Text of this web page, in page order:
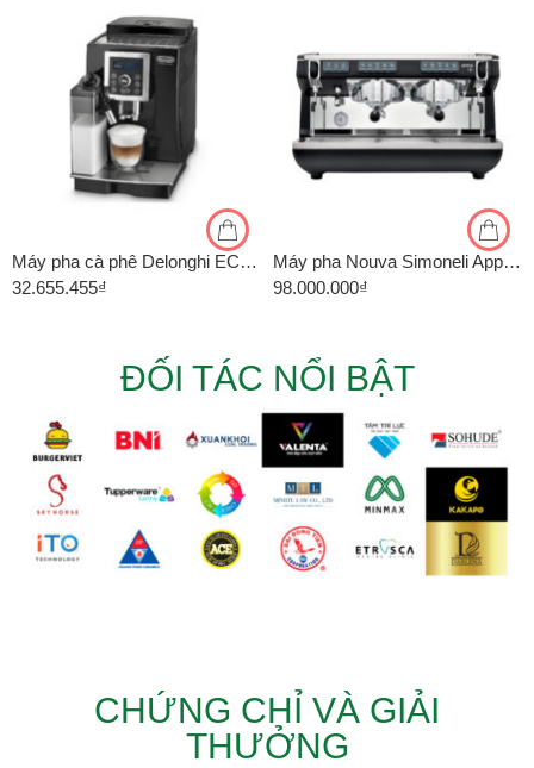
Máy pha cà phê Delonghi ECAM23.460.B
32.655.455₫
Máy pha Nouva Simoneli Appia Life 2 Group
98.000.000₫
ĐỐI TÁC NỔI BẬT
CHỨNG CHỈ VÀ GIẢI
THƯỞNG